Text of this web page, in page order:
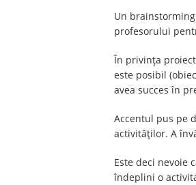
Un
profesorului
În privința
este posibil
avea succes în
Accentul pus pe
activităților. A
Este deci nevoie
îndeplini o